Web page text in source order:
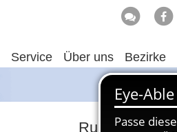
Service Über uns Bezirke
Rubriken